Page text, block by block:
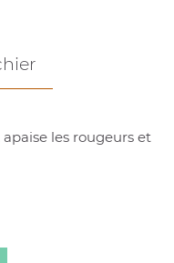
les rougeurs et